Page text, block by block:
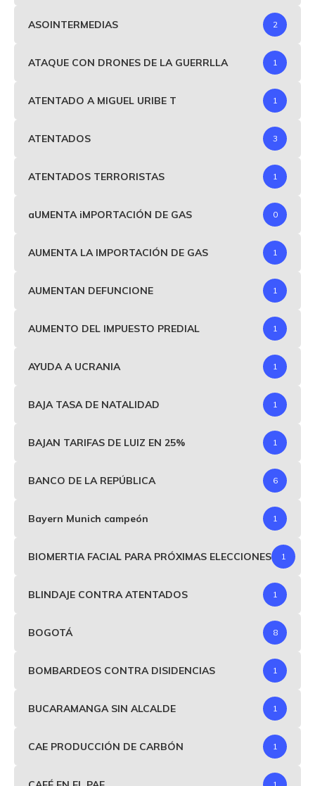
ASOINTERMEDIAS 2
ATAQUE CON DRONES DE LA GUERRLLA 1
ATENTADO A MIGUEL URIBE T 1
ATENTADOS 3
ATENTADOS TERRORISTAS 1
aUMENTA iMPORTACIÓN DE GAS 0
AUMENTA LA IMPORTACIÓN DE GAS 1
AUMENTAN DEFUNCIONE 1
AUMENTO DEL IMPUESTO PREDIAL 1
AYUDA A UCRANIA 1
BAJA TASA DE NATALIDAD 1
BAJAN TARIFAS DE LUIZ EN 25% 1
BANCO DE LA REPÚBLICA 6
Bayern Munich campeón 1
BIOMERTIA FACIAL PARA PRÓXIMAS ELECCIONES 1
BLINDAJE CONTRA ATENTADOS 1
BOGOTÁ 8
BOMBARDEOS CONTRA DISIDENCIAS 1
BUCARAMANGA SIN ALCALDE 1
CAE PRODUCCIÓN DE CARBÓN 1